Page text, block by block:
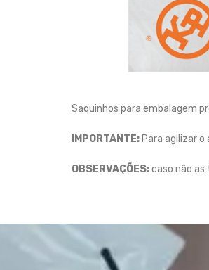
Saquinhos para embalagem
IMPORTANTE: Para agilizar
OBSERVAÇÕES:caso não as